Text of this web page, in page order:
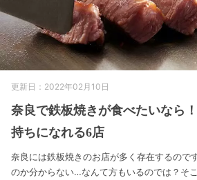
更新日：2022年02月10日
奈良で鉄板焼きが食べたいなら
持ちになれる6店
奈良には鉄板焼きのお店が多く存在するので
のか分からない…なんて方もいるのでは？そ